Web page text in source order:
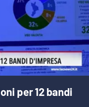
per 12 bandi